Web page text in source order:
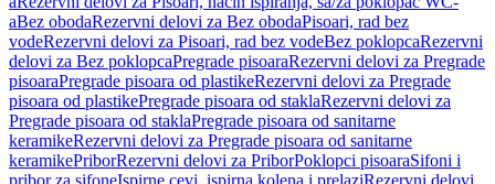
aBez obodaRezervni delovi za Bez obodaPisoari, rad bez
vodeRezervni delovi za Pisoari, rad bez vodeBez poklopcaRezervni
delovi za Bez poklopcaPregrade pisoaraRezervni delovi za Pregrade
pisoaraPregrade pisoara od plastikeRezervni delovi za Pregrade
pisoara od plastikePregrade pisoara od staklaRezervni delovi za
Pregrade pisoara od staklaPregrade pisoara od sanitarne
keramikeRezervni delovi za Pregrade pisoara od sanitarne
keramikePriborRezervni delovi za PriborPoklopci pisoaraSifoni i
pribor za sifoneIspirne cevi, ispirna kolena i prelaziRezervni delovi